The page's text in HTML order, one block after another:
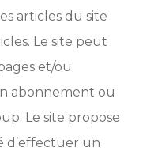
articles du site
Le site peut
et/ou
abonnement ou
Le site propose
d’effectuer un